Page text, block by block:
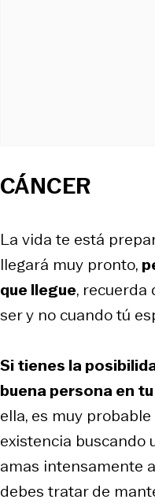
CÁNCER
La vida te está
llegará muy pronto,
que llegue, recuerda
ser y no cuando tú
Si tienes la
buena persona en
ella, es muy
existencia buscando
amas intensamente
debes tratar de